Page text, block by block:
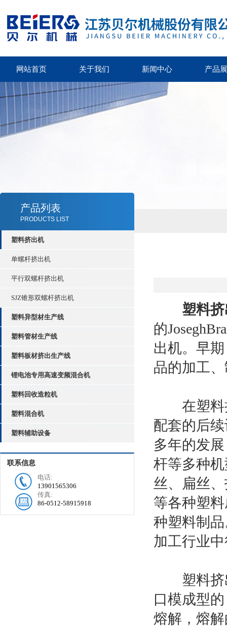
网站首页 关于我们 新闻中心 产品
产品列表
PRODUCTS LIST
塑料挤出机
单螺杆挤出机
平行双螺杆挤出机
SJZ锥形双螺杆挤出机
塑料异型材生产线
塑料管材生产线
塑料板材挤出生产线
锂电池专用高速变频混合机
塑料回收造粒机
塑料混合机
塑料辅助设备
联系信息
电话:
13901565306
传真:
86-0512-58915918
塑料
的
出机。早
品的加工
在塑料挤
配套的后
多年的发
杆等多种
丝、扁丝
等各种塑
种塑料制
加工行业
塑料挤出
口模成型
熔解，熔